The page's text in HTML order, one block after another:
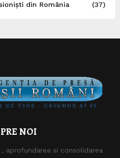
din România
(37)
NOI
aprofundarea si consolidarea